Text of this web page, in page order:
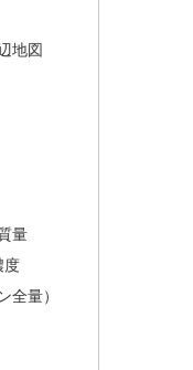
地図
量
度
全量）